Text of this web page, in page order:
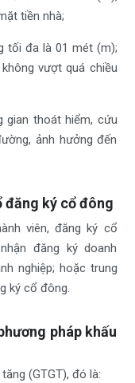
tiền nhà;
tối đa là 01 mét (m);
vượt quá chiều
gian thoát hiểm, cứu
ảnh hưởng đến
đăng ký cổ đông
viên, đăng ký cổ
đăng ký doanh
nghiệp; hoặc trung
ký cổ đông.
pháp khấu
(GTGT), đó là: